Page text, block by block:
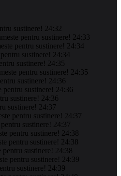
sustinere! 24:32
pentru sustinere! 24:33
pentru sustinere! 24:34
sustinere! 24:34
sustinere! 24:35
pentru sustinere! 24:35
sustinere! 24:36
pentru sustinere! 24:36
sustinere! 24:36
sustinere! 24:37
pentru sustinere! 24:37
sustinere! 24:37
pentru sustinere! 24:38
pentru sustinere! 24:38
sustinere! 24:38
pentru sustinere! 24:39
sustinere! 24:39